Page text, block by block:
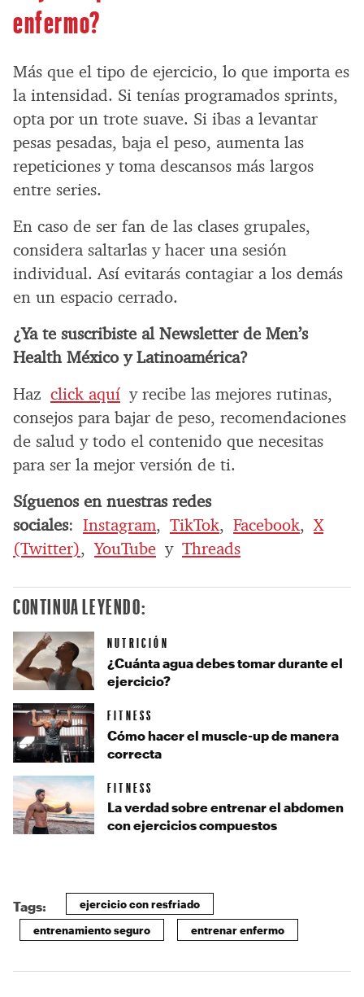
enfermo?
Más que el tipo de ejercicio, lo que importa es
la intensidad. Si tenías programados sprints,
opta por un trote suave. Si ibas a levantar
pesas pesadas, baja el peso, aumenta las
repeticiones y toma descansos más largos
entre series.
En caso de ser fan de las clases grupales,
considera saltarlas y hacer una sesión
individual. Así evitarás contagiar a los demás
en un espacio cerrado.
¿Ya te suscribiste al Newsletter de Men’s
Health México y Latinoamérica?
Haz click aquí y recibe las mejores rutinas,
consejos para bajar de peso, recomendaciones
de salud y todo el contenido que necesitas
para ser la mejor versión de ti.
Síguenos en nuestras redes
sociales: Instagram, TikTok, Facebook,X
(Twitter),YouTube y Threads
CONTINUA LEYENDO:
NUTRICIÓN
¿Cuánta agua debes tomar durante el
ejercicio?
FITNESS
Cómo hacer el muscle-up de manera
correcta
FITNESS
La verdad sobre entrenar el abdomen
con ejercicios compuestos
Tags: ejercicio con resfriado
entrenamiento seguro entrenar enfermo